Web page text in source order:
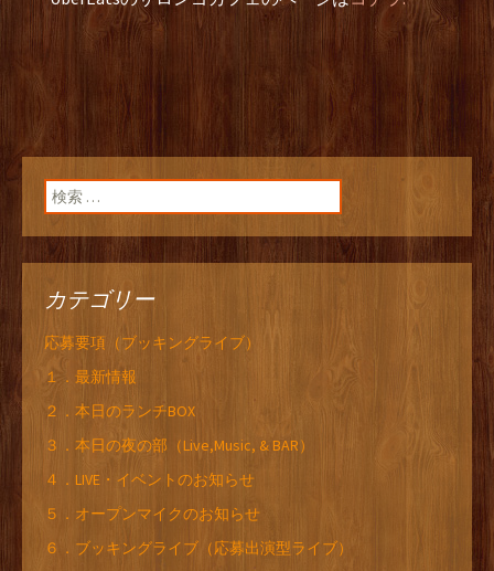
検索:
カテゴリー
応募要項（ブッキングライブ）
１．最新情報
２．本日のランチBOX
３．本日の夜の部（Live,Music, & BAR）
４．LIVE・イベントのお知らせ
５．オープンマイクのお知らせ
６．ブッキングライブ（応募出演型ライブ）